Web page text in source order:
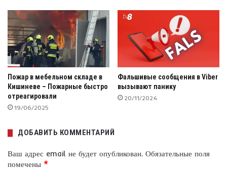
Пожар в мебельном складе в
Кишиневе – Пожарные быстро
отреагировали
19/06/2025
Фальшивые сообщения в Viber
вызывают панику
20/11/2024
ДОБАВИТЬ КОММЕНТАРИЙ
Ваш адрес email не будет опубликован. Обязательные поля
помечены *